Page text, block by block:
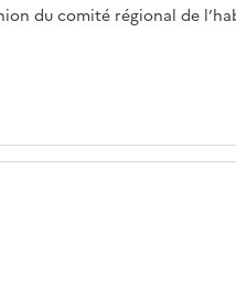
du comité régional de